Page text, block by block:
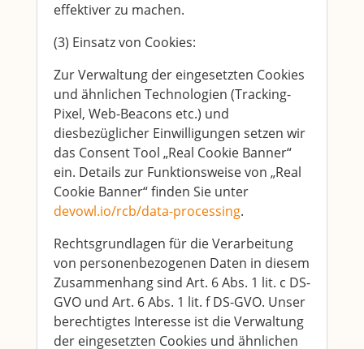
effektiver zu machen.
(3) Einsatz von Cookies:
Zur Verwaltung der eingesetzten Cookies
und ähnlichen Technologien (Tracking-
Pixel, Web-Beacons etc.) und
diesbezüglicher Einwilligungen setzen wir
das Consent Tool „Real Cookie Banner“
ein. Details zur Funktionsweise von „Real
Cookie Banner“ finden Sie unter
devowl.io/rcb/data-processing.
Rechtsgrundlagen für die Verarbeitung
von personenbezogenen Daten in diesem
Zusammenhang sind Art. 6 Abs. 1 lit. c DS-
GVO und Art. 6 Abs. 1 lit. f DS-GVO. Unser
berechtigtes Interesse ist die Verwaltung
der eingesetzten Cookies und ähnlichen